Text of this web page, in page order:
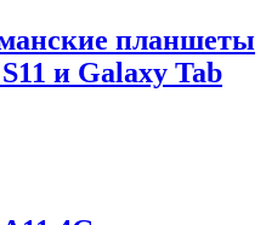
планшеты
и Galaxy Tab